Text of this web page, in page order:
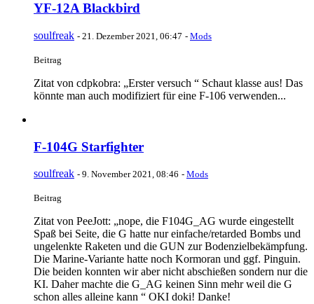
YF-12A Blackbird
soulfreak - 21. Dezember 2021, 06:47 - Mods
Beitrag
Zitat von cdpkobra: „Erster versuch “ Schaut klasse aus! Das
könnte man auch modifiziert für eine F-106 verwenden...
F-104G Starfighter
soulfreak - 9. November 2021, 08:46 - Mods
Beitrag
Zitat von PeeJott: „nope, die F104G_AG wurde eingestellt
Spaß bei Seite, die G hatte nur einfache/retarded Bombs und
ungelenkte Raketen und die GUN zur Bodenzielbekämpfung.
Die Marine-Variante hatte noch Kormoran und ggf. Pinguin.
Die beiden konnten wir aber nicht abschießen sondern nur die
KI. Daher machte die G_AG keinen Sinn mehr weil die G
schon alles alleine kann “ OKI doki! Danke!